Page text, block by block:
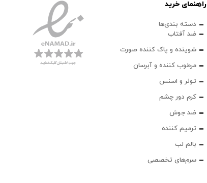
راهنمای خرید
دسته بندی‌ها
ضد آفتاب
شوینده و پاک‌ کننده صورت
مرطوب کننده و آبرسان
تونر و اسنس
کرم دور چشم
ضد جوش
ترمیم کننده
بالم لب
سرم‌های تخصصی